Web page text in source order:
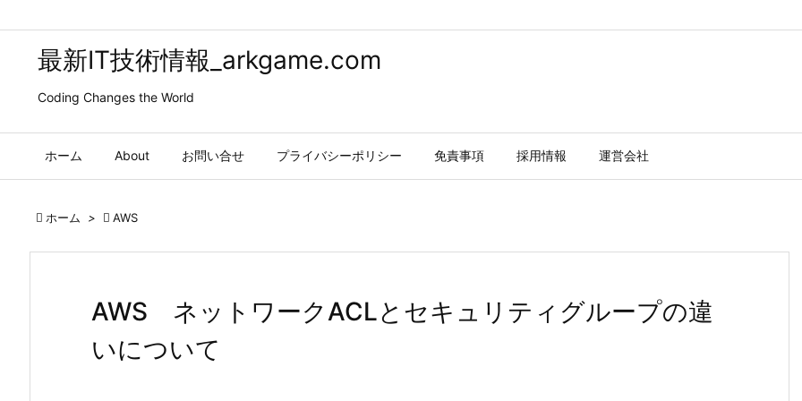
最新IT技術情報_arkgame.com
Coding Changes the World
ホーム About お問い合せ プライバシーポリシー 免責事項 採用情報 運営会社
 ホーム >  AWS
AWS ネットワークACLとセキュリティグループの違
いについて